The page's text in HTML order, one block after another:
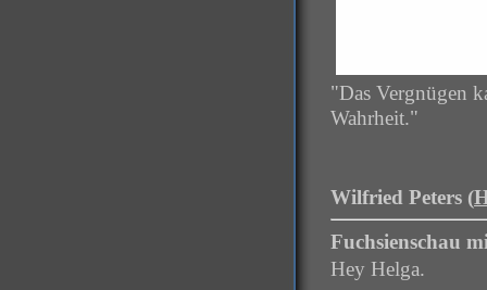
"Das Vergnügen
Wahrheit."
Wilfried Peters (
Fuchsienschau
Hey Helga.